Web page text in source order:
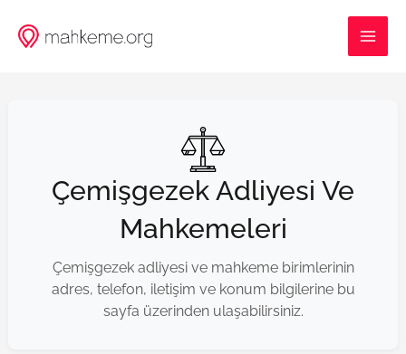
atla
Çemişgezek Adliyesi Ve
Mahkemeleri
Çemişgezek adliyesi ve mahkeme birimlerinin
adres, telefon, iletişim ve konum bilgilerine bu
sayfa üzerinden ulaşabilirsiniz.